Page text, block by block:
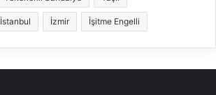
İstanbul İzmir İşitme Engelli